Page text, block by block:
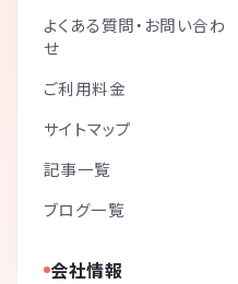
よくある質問・お問い合わ
せ
ご利用料金
サイトマップ
記事一覧
ブログ一覧
会社情報